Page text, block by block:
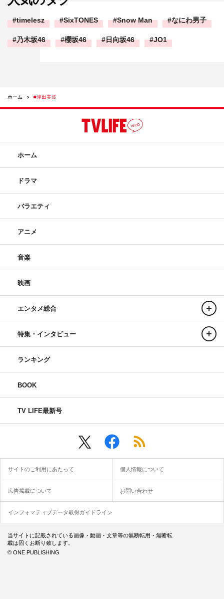
timelesz SixTONES Snow Man なにわ男子
乃木坂46 櫻坂46 日向坂46 JO1
ホーム #津田美波
ホーム
ドラマ
バラエティ
アニメ
音楽
映画
エンタメ総合
特集・インタビュー
ランキング
BOOK
TV LIFE最新号
サイトのご利用にあたって 個人情報について
広告掲載について お問い合わせ
インフォマティブデータ取得ガイドライン
当サイトに記載されている画像・動画・文章等の無断転用・無断転
載は固くお断り致します。
© ONE PUBLISHING